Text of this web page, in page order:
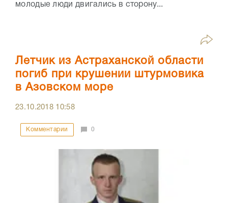
молодые люди двигались в сторону...
Летчик из Астраханской области
погиб при крушении штурмовика
в Азовском море
23.10.2018 10:58
Комментарии 0